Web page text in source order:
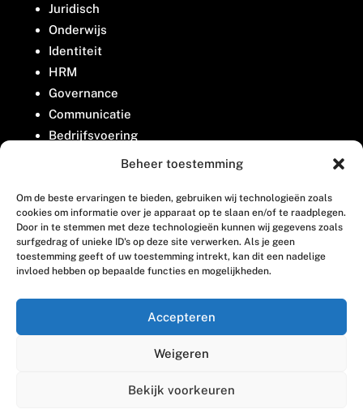
Beheer toestemming
Om de beste ervaringen te bieden, gebruiken wij technologieën zoals
cookies om informatie over je apparaat op te slaan en/of te raadplegen.
Door in te stemmen met deze technologieën kunnen wij gegevens zoals
surfgedrag of unieke ID's op deze site verwerken. Als je geen
toestemming geeft of uw toestemming intrekt, kan dit een nadelige
invloed hebben op bepaalde functies en mogelijkheden.
Accepteren
Weigeren
Bekijk voorkeuren
Juridisch
Onderwijs
Identiteit
HRM
Governance
Communicatie
Bedrijfsvoering
Belangenbehartiging
Contact
Houttuinlaan 8
3447 GM Woerden